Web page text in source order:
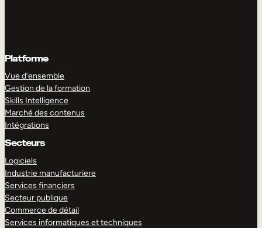
Platforme
Vue d’ensemble
Gestion de la formation
Skills Intelligence
Marché des contenus
Intégrations
Secteurs
Logiciels
Industrie manufacturiere
Services financiers
Secteur publique
Commerce de détail
Services informatiques et techniques